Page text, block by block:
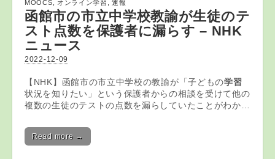
MOOCS オンライン学習 ,速報
函館市の市立中学校教諭が生徒のテ
スト点数を保護者に漏らす – NHK
ニュース
2022-12-09
【NHK】函館市の市立中学校の教諭が「子どもの学習
状況を知りたい」という保護者からの相談を受けて他の
複数の生徒のテストの点数を漏らしていたことがわか…
Read more →